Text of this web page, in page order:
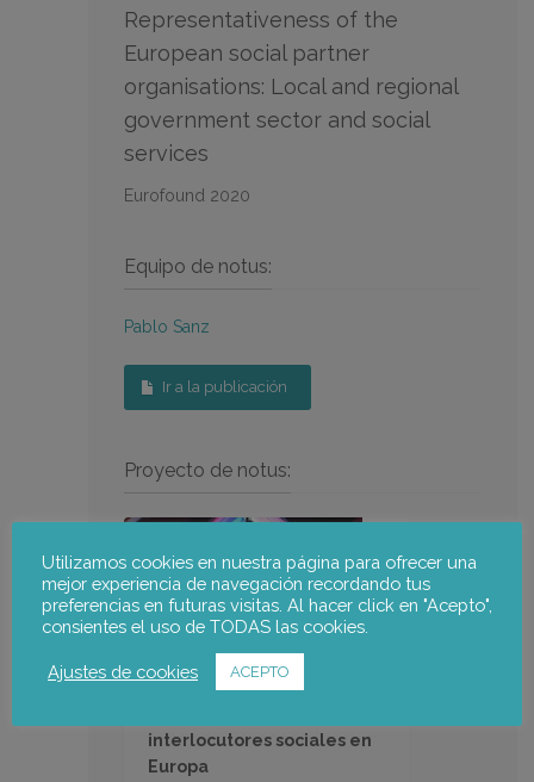
Representativeness of the
European social partner
organisations: Local and regional
government sector and social
services
Eurofound 2020
Equipo de notus:
Pablo Sanz
Ir a la publicación
Proyecto de notus:
interlocutores sociales en
Europa
Utilizamos cookies en nuestra página para ofrecer una
mejor experiencia de navegación recordando tus
preferencias en futuras visitas. Al hacer click en "Acepto",
consientes el uso de TODAS las cookies.
Ajustes de cookies ACEPTO